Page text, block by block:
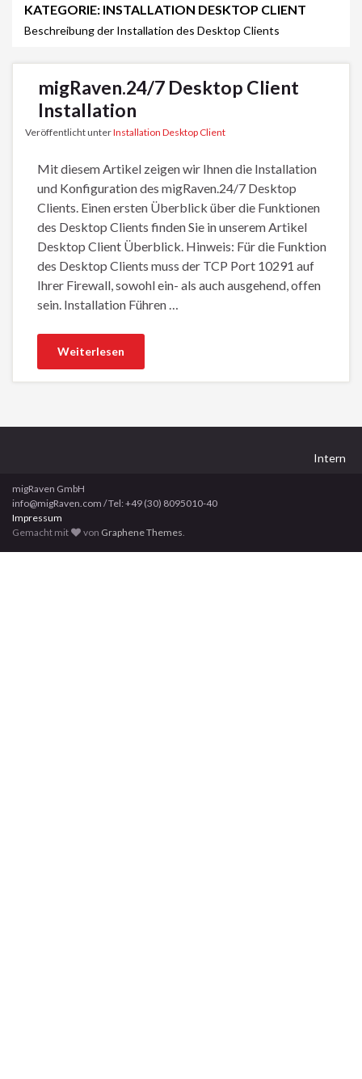
KATEGORIE: INSTALLATION DESKTOP CLIENT
Beschreibung der Installation des Desktop Clients
migRaven.24/7 Desktop Client
Installation
Veröffentlicht unterInstallation Desktop Client
Mit diesem Artikel zeigen wir Ihnen die Installation
und Konfiguration des migRaven.24/7 Desktop
Clients. Einen ersten Überblick über die Funktionen
des Desktop Clients finden Sie in unserem Artikel
Desktop Client Überblick. Hinweis: Für die Funktion
des Desktop Clients muss der TCP Port 10291 auf
Ihrer Firewall, sowohl ein- als auch ausgehend, offen
sein. Installation Führen …
Weiterlesen
Intern
migRaven GmbH
info@migRaven.com / Tel: +49 (30) 8095010-40
Impressum
Gemacht mit
von Graphene Themes